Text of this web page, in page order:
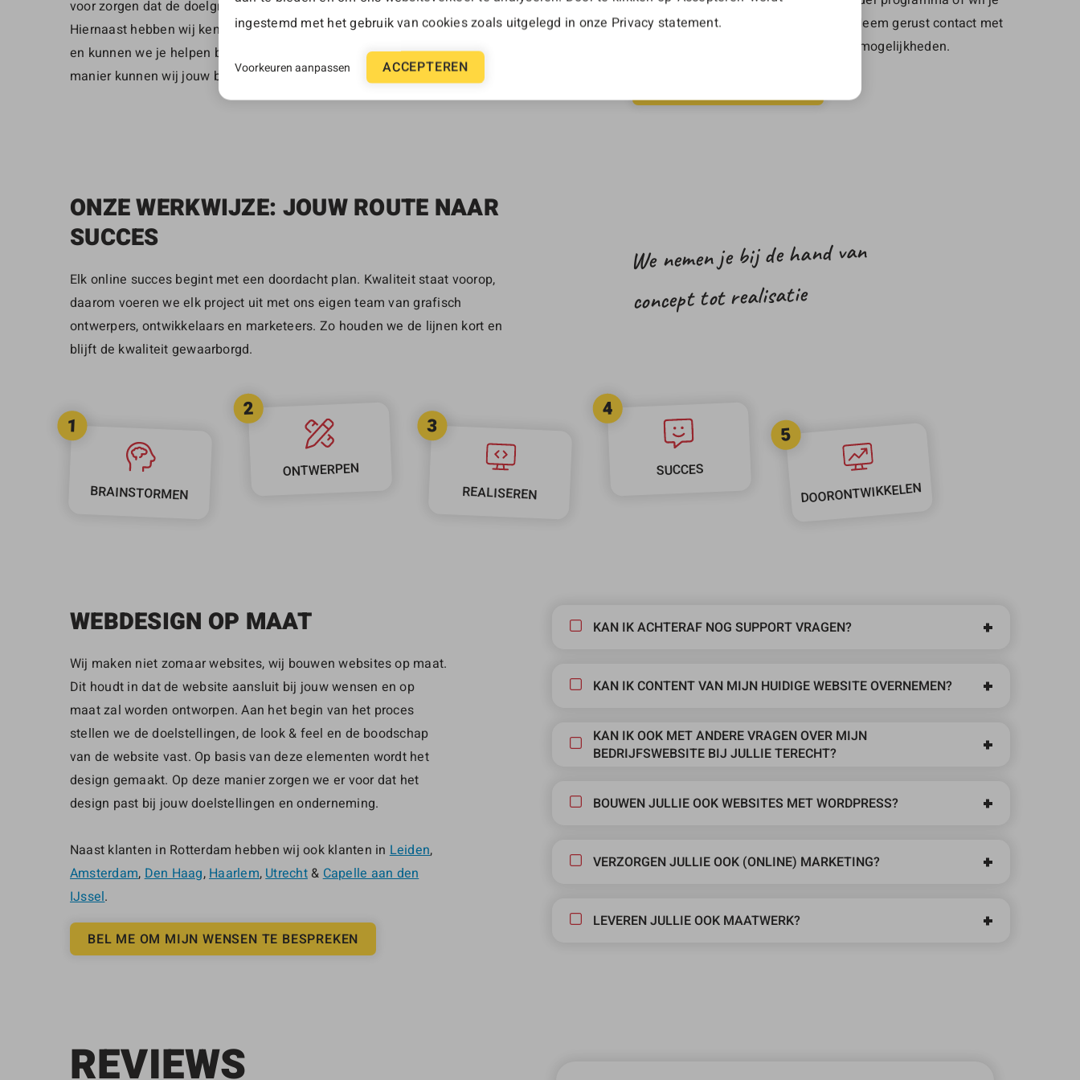
voor zorgen dat de doelgroep jouw onderneming kan vinden.
Hiernaast hebben wij kennis over verschillende marketing tools
en kunnen we je helpen bij je social media strategie. Op deze
manier kunnen wij jouw bedrijf online op de kaart zetten.
graag een eigen CMS laten bouwen? Neem gerust contact met
ons op dan kijken we samen naar alle mogelijkheden.
ONZE WERKWIJZE: JOUW ROUTE NAAR
SUCCES
Elk online succes begint met een doordacht plan. Kwaliteit staat voorop,
daarom voeren we elk project uit met ons eigen team van grafisch
ontwerpers, ontwikkelaars en marketeers. Zo houden we de lijnen kort en
blijft de kwaliteit gewaarborgd.
We nemen je bij de hand van
concept tot realisatie
1
BRAINSTORMEN
2
ONTWERPEN
3
REALISEREN
4
SUCCES
5
DOORONTWIKKELEN
WEBDESIGN OP MAAT
Wij maken niet zomaar websites, wij bouwen websites op maat.
Dit houdt in dat de website aansluit bij jouw wensen en op
maat zal worden ontworpen. Aan het begin van het proces
stellen we de doelstellingen, de look & feel en de boodschap
van de website vast. Op basis van deze elementen wordt het
design gemaakt. Op deze manier zorgen we er voor dat het
design past bij jouw doelstellingen en onderneming.
Naast klanten in Rotterdam hebben wij ook klanten in Leiden,
Amsterdam, Den Haag, Haarlem, Utrecht& Capelle aan den
IJssel.
BEL ME OM MIJN WENSEN TE BESPREKEN
KAN IK ACHTERAF NOG SUPPORT VRAGEN?
KAN IK CONTENT VAN MIJN HUIDIGE WEBSITE OVERNEMEN?
KAN IK OOK MET ANDERE VRAGEN OVER MIJN
BEDRIJFSWEBSITE BIJ JULLIE TERECHT?
BOUWEN JULLIE OOK WEBSITES MET WORDPRESS?
VERZORGEN JULLIE OOK (ONLINE) MARKETING?
LEVEREN JULLIE OOK MAATWERK?
REVIEWS
ingestemd met het gebruik van cookies zoals uitgelegd in onze Privacy statement.
Voorkeuren aanpassen ACCEPTEREN